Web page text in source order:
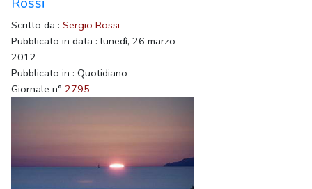
Scritto da : Sergio Rossi
Pubblicato in data : lunedì, 26 marzo
2012
Pubblicato in : Quotidiano
Giornale n° 2795